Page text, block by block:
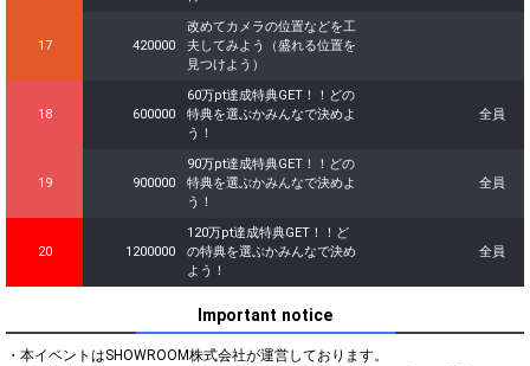
17 420000
改めてカメラの位置などを工
夫してみよう（盛れる位置を
見つけよう）
18 600000
60万pt達成特典GET！！どの
特典を選ぶかみんなで決めよ
う！
全員
19 900000
90万pt達成特典GET！！どの
特典を選ぶかみんなで決めよ
う！
全員
20 1200000
120万pt達成特典GET！！ど
の特典を選ぶかみんなで決め
よう！
全員
Important notice
・本イベントはSHOWROOM株式会社が運営しております。